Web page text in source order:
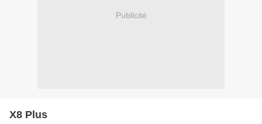
Publicité
X8 Plus